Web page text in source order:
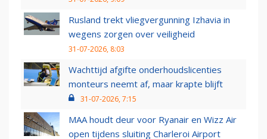
Rusland trekt vliegvergunning Izhavia in
wegens zorgen over veiligheid
31-07-2026, 8:03
Wachttijd afgifte onderhoudslicenties
monteurs neemt af, maar krapte blijft
31-07-2026, 7:15
MAA houdt deur voor Ryanair en Wizz Air
open tijdens sluiting Charleroi Airport